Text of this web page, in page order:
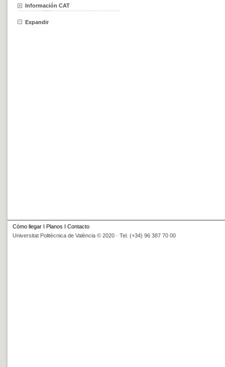
Información CAT
Expandir
Cómo llegar I Planos I Contacto
Universitat Politècnica de València © 2020 · Tel. (+34) 96 387 70 00